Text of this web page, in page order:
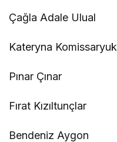
Çağla Adale Ulual
Kateryna Komissaryuk
Pınar Çınar
Fırat Kızıltunçlar
Bendeniz Aygon